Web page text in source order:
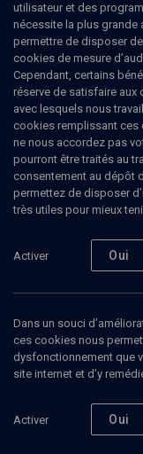
Shmuel Wygoda est
au Herzog collège et
Jérusalem. Il est
Lévinas. Pour son
reçu le prix Tenoudji.
Ajouter Partager
Tous 19 Vidéos
Vidéos 19
Le modèle
classique de la
tradition (3/4)
utilisateur et des
nécessite la plus grande
permettre de disposer
cookies de mesure
Cependant, certains
réserve de satisfaire aux
avec lesquels nous
cookies remplissant ces
ne nous accordez pas
pourront être traités au
consentement au dépôt
permettez de disposer
très utiles pour mieux
Activer Oui
Dans un souci
ces cookies nous
dysfonctionnement que
site internet et d’y
Activer Oui